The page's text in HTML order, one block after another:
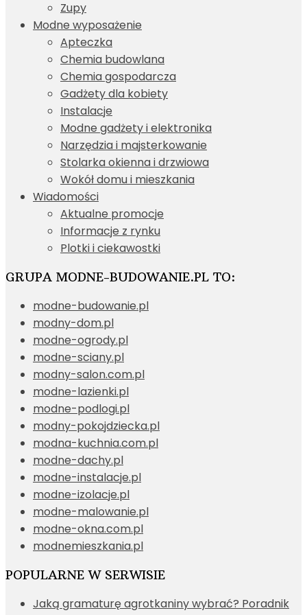
Zupy
Modne wyposażenie
Apteczka
Chemia budowlana
Chemia gospodarcza
Gadżety dla kobiety
Instalacje
Modne gadżety i elektronika
Narzędzia i majsterkowanie
Stolarka okienna i drzwiowa
Wokół domu i mieszkania
Wiadomości
Aktualne promocje
Informacje z rynku
Plotki i ciekawostki
GRUPA MODNE-BUDOWANIE.PL TO:
modne-budowanie.pl
modny-dom.pl
modne-ogrody.pl
modne-sciany.pl
modny-salon.com.pl
modne-lazienki.pl
modne-podlogi.pl
modny-pokojdziecka.pl
modna-kuchnia.com.pl
modne-dachy.pl
modne-instalacje.pl
modne-izolacje.pl
modne-malowanie.pl
modne-okna.com.pl
modnemieszkania.pl
POPULARNE W SERWISIE
Jaką gramaturę agrotkaniny wybrać? Poradnik